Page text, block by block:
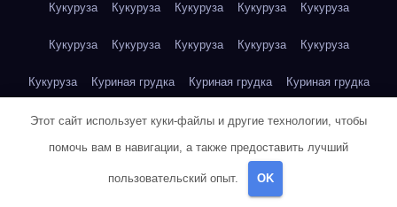
Кукуруза Кукуруза Кукуруза Кукуруза Кукуруза
Кукуруза Кукуруза Кукуруза Кукуруза Кукуруза
Кукуруза Куриная грудка Куриная грудка Куриная грудка
Куриная грудка Куриная грудка Куриная грудка
Куриная грудка Куриная грудка
Куриная грудка
Этот сайт использует куки-файлы и другие технологии, чтобы
помочь вам в навигации, а также предоставить лучший
пользовательский опыт. OK